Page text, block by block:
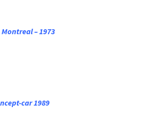
– 1973
car 1989